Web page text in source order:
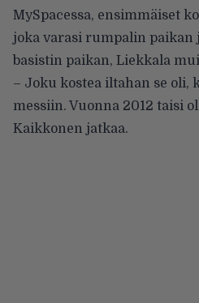
MySpacessa, ensimmäiset
joka varasi rumpalin paikan
basistin paikan, Liekkala
– Joku kostea iltahan se oli,
messiin. Vuonna 2012 taisi
Kaikkonen jatkaa.